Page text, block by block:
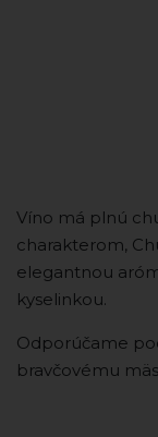
Víno má plnú
charakterom,
elegantnou
kyselinkou.
Odporúčame
bravčovému